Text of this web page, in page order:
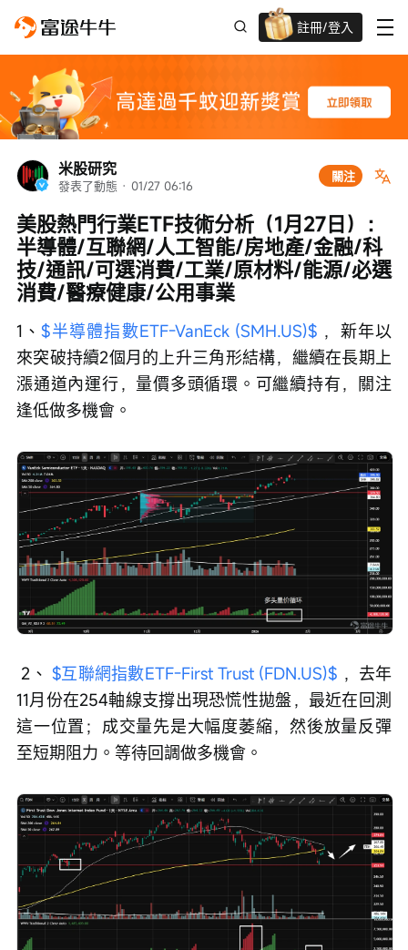
註冊/登入
迎新驚喜賞 股票/BTC等任你揀!
米股研究
發表了動態 · 01/27 06:16
關注
美股熱門行業ETF技術分析（1月27日）：
半導體/互聯網/人工智能/房地產/金融/科
技/通訊/可選消費/工業/原材料/能源/必選
消費/醫療健康/公用事業
1、$半導體指數ETF-VanEck (SMH.US)$ ，新年以
來突破持續2個月的上升三角形結構，繼續在長期上
漲通道內運行，量價多頭循環。可繼續持有，關注
逢低做多機會。
2、 $互聯網指數ETF-First Trust (FDN.US)$ ，去年
11月份在254軸線支撐出現恐慌性拋盤，最近在回測
這一位置；成交量先是大幅度萎縮，然後放量反彈
至短期阻力。等待回調做多機會。